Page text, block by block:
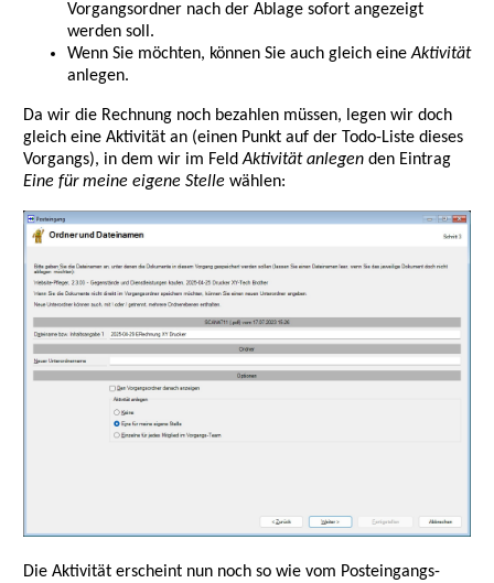
Vorgangsordner nach der Ablage sofort angezeigt
werden soll.
Wenn Sie möchten, können Sie auch gleich eineAktivität
anlegen.
Da wir die Rechnung noch bezahlen müssen, legen wir doch
gleich eine Aktivität an (einen Punkt auf der Todo-Liste dieses
Vorgangs), in dem wir im FeldAktivität anlegenden Eintrag
Eine für meine eigene Stellewählen:
Die Aktivität erscheint nun noch so wie vom Posteingangs-